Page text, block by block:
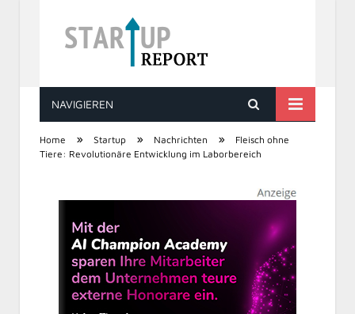
STARTUP REPORT
NAVIGIEREN
Home » Startup » Nachrichten »
Fleisch ohne
Tiere: Revolutionäre Entwicklung im Laborbereich